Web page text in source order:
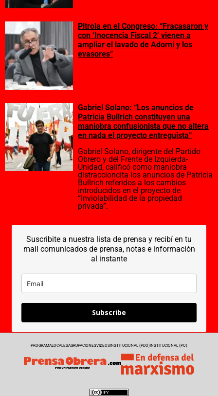
Pitrola en el Congreso: “Fracasaron y
con ‘Inocencia Fiscal 2’ vienen a
ampliar el lavado de Adorni y los
evasores”
Gabriel Solano: “Los anuncios de
Patricia Bullrich constituyen una
maniobra confusionista que no altera
en nada el proyecto entreguista”
Gabriel Solano, dirigente del Partido
Obrero y del Frente de Izquierda-
Unidad, calificó como maniobra
distraccioncita los anuncios de Patricia
Bullrich referidos a los cambios
introducidos en el proyecto de
“Inviolabilidad de la propiedad
privada”.
Suscribite a nuestra lista de prensa y recibí en tu
mail comunicados de prensa, notas e información
al instante
Subscribe
PROGRAMALOCALESAGRUPACIONESVIDEOSINSTITUCIONAL (PDO)INSTITUCIONAL (PO)